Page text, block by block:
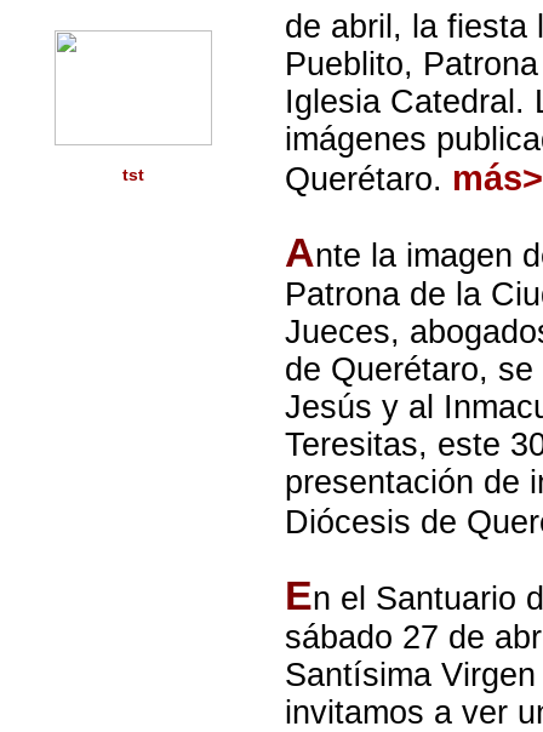
tst
de abril, la fiesta
Pueblito,
Iglesia Catedral.
imágenes
Querétaro.
Ante la imagen
Patrona de la
Jueces,
de Querétaro,
Jesús y al
Teresitas, este
presentación de
Diócesis de
En el Santuario
sábado 27 de
Santísima
invitamos a ver